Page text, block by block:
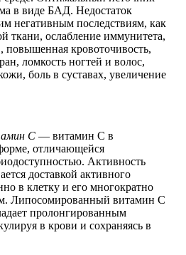
в виде БАД. Недостаток
негативным последствиям, как
ткани, ослабление иммунитета,
повышенная кровоточивость,
ломкость ногтей и волос,
боль в суставах, увеличение
С — витамин С в
отличающейся
Активность
доставкой активного
в клетку и его многократно
Липосомированный витамин С
пролонгированным
в крови и сохраняясь в